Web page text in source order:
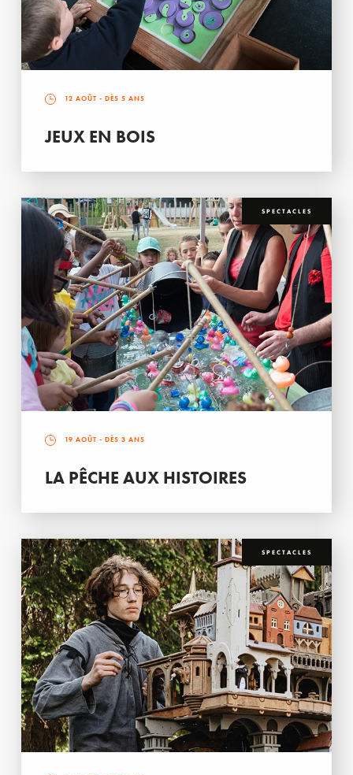
12 AOÛT - DÈS 5 ANS
JEUX EN BOIS
SPECTACLES
19 AOÛT - DÈS 3 ANS
LA PÊCHE AUX HISTOIRES
SPECTACLES